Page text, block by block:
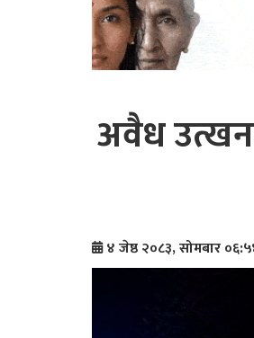
अवैध
४ जेष्ठ २०८३, सोमबार